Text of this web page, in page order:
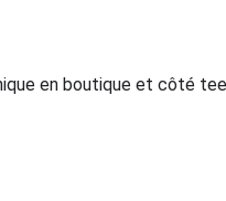
en boutique et côté